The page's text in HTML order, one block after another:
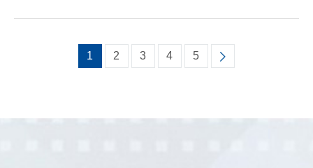
坚决不干。在这一点上，美的油汀式取暖器对这种
1 2 3 4 5